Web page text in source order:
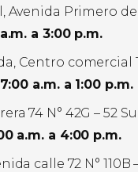
Avenida Primero de
a 3:00 p.m.
Centro comercial
a.m. a 1:00 p.m.
74 N° 42G – 52
a.m. a 4:00 p.m.
calle 72 N° 110B